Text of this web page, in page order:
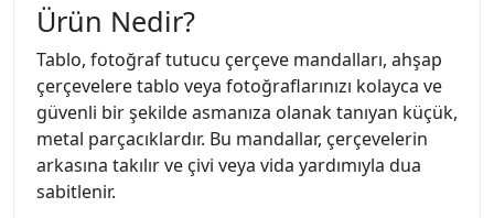
Ürün Nedir?
Tablo, fotoğraf tutucu çerçeve mandalları, ahşap
çerçevelere tablo veya fotoğraflarınızı kolayca ve
güvenli bir şekilde asmanıza olanak tanıyan küçük,
metal parçacıklardır. Bu mandallar, çerçevelerin
arkasına takılır ve çivi veya vida yardımıyla dua
sabitlenir.